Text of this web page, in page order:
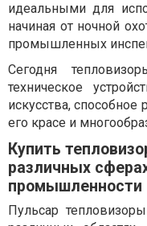
идеальными для
начиная от ночной
промышленных
Сегодня
техническое
искусства,
его красе и
Купить
различных
промышленности
Пульсар